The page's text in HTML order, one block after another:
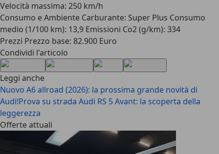
Velocità massima: 250 km/h
Consumo e Ambiente Carburante: Super Plus Consumo
medio (1/100 km): 13,9 Emissioni Co2 (g/km): 334
Prezzi Prezzo base: 82.900 Euro
Condividi l'articolo
Leggi anche
Nuovo A6 allroad (2026): la prossima grande novità di
Audi!Prova su strada Audi RS 5 Avant: la scoperta della
leggerezza
Offerte attuali